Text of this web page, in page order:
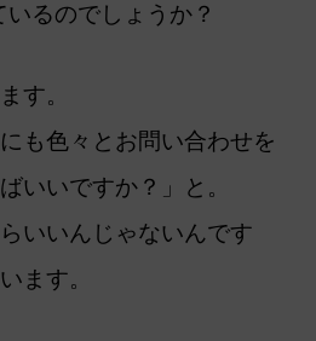
るのでしょうか？
す。
も色々とお問い合わせを
いいですか？」と。
いいんじゃないんです
ます。